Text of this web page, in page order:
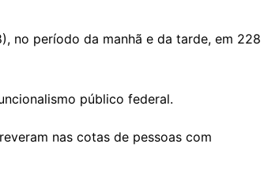
n
er
g c
m
M
l
s
no período da manhã e da tarde, em 228
público federal.
nas cotas de pessoas com